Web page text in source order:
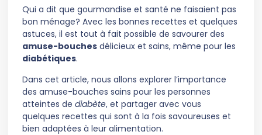
Qui a dit que gourmandise et santé ne faisaient pas
bon ménage? Avec les bonnes recettes et quelques
astuces, il est tout à fait possible de savourer des
amuse-bouches délicieux et sains, même pour les
diabétiques.
Dans cet article, nous allons explorer l’importance
des amuse-bouches sains pour les personnes
atteintes de diabète, et partager avec vous
quelques recettes qui sont à la fois savoureuses et
bien adaptées à leur alimentation.